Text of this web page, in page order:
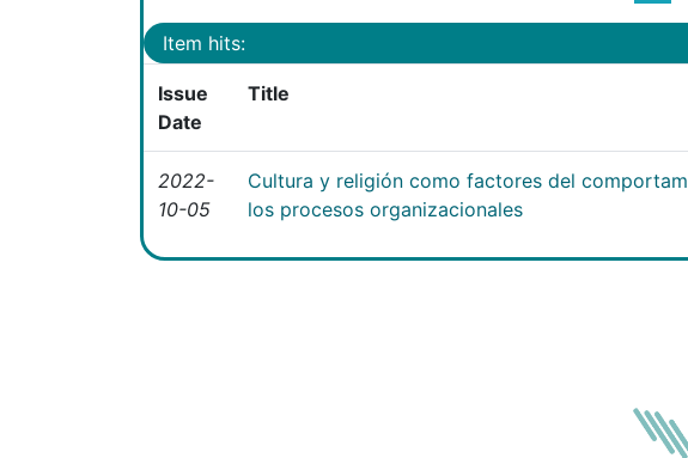
Item hits:
Issue
Date
Title
2022-
10-05
Cultura y religión como factores del
los procesos organizacionales